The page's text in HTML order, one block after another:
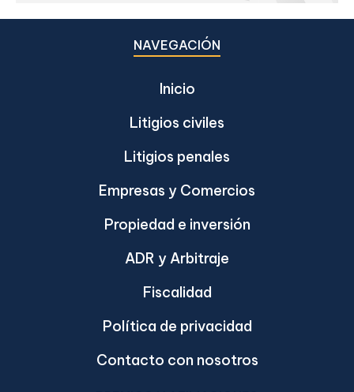
NAVEGACIÓN
Inicio
Litigios civiles
Litigios penales
Empresas y Comercios
Propiedad e inversión
ADR y Arbitraje
Fiscalidad
Política de privacidad
Contacto con nosotros